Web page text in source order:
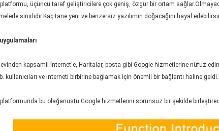
üçüncü taraf geliştiricilere çok geniş, özgür bir ortam
sınırlıdır.Kaç tane yeni ve benzersiz yazılımın doğacağını hayal
kapsamlı İnternet'e, Haritalar, posta gibi Google hizmetlerine nüfuz
kullanıcıları ve interneti birbirine bağlamak için önemli bir bağlantı haline
bu olağanüstü Google hizmetlerini sorunsuz bir şekilde